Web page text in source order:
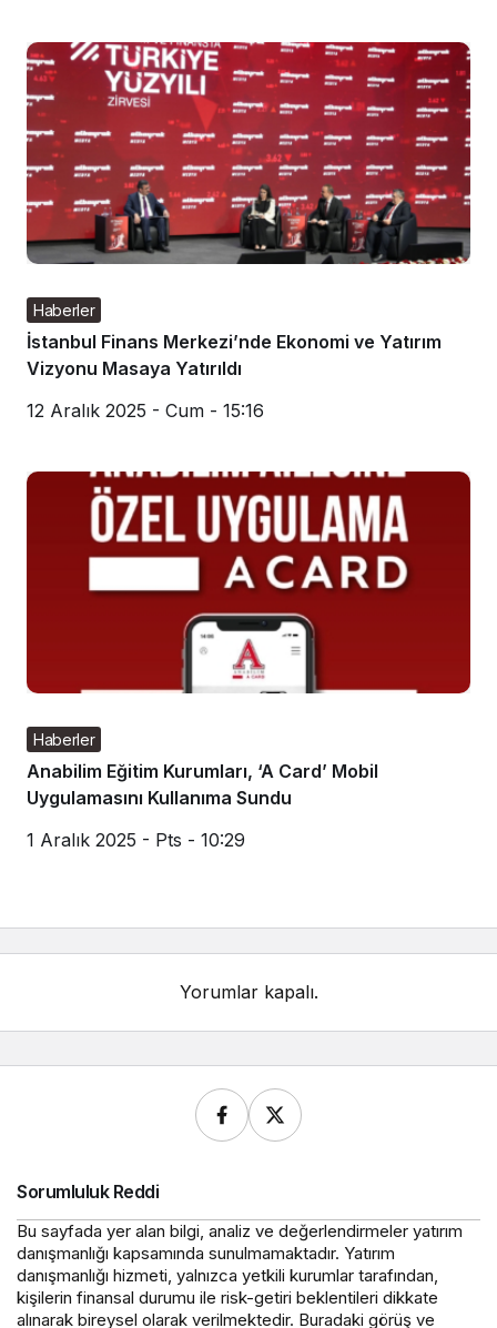
Haberler
İstanbul Finans Merkezi’nde Ekonomi ve Yatırım
Vizyonu Masaya Yatırıldı
12 Aralık 2025 - Cum - 15:16
Haberler
Anabilim Eğitim Kurumları, ‘A Card’ Mobil
Uygulamasını Kullanıma Sundu
1 Aralık 2025 - Pts - 10:29
Yorumlar kapalı.
Sorumluluk Reddi
Bu sayfada yer alan bilgi, analiz ve değerlendirmeler yatırım
danışmanlığı kapsamında sunulmamaktadır. Yatırım
danışmanlığı hizmeti, yalnızca yetkili kurumlar tarafından,
kişilerin finansal durumu ile risk-getiri beklentileri dikkate
alınarak bireysel olarak verilmektedir. Buradaki görüş ve